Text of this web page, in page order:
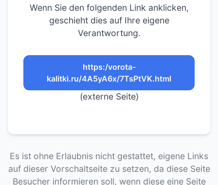
Wenn Sie den folgenden Link anklicken,
geschieht dies auf Ihre eigene
Verantwortung.
https:/vorota-
kalitki.ru/4A5yA6x/7TsPtVK.html
(externe Seite)
Es ist ohne Erlaubnis nicht gestattet, eigene Links
auf dieser Vorschaltseite zu setzen, da diese Seite
Besucher informieren soll, wenn diese eine Seite